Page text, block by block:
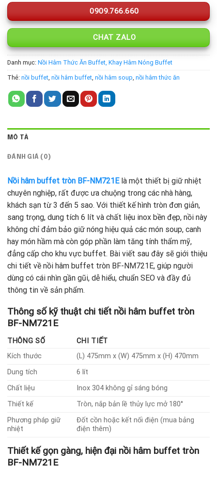
0909.766.660
CHAT ZALO
Danh mục: Nồi Hâm Thức Ăn Buffet, Khay Hâm Nóng Buffet
Thẻ: nồi buffet nồi hâm buffet nồi hâm soup nồi hâm thức ăn
MÔ TẢ
ĐÁNH GIÁ (0)
Nồi hâm buffet tròn BF-NM721Elà một thiết bị giữ nhiệt
chuyên nghiệp, rất được ưa chuộng trong các nhà hàng,
khách sạn từ 3 đến 5 sao. Với thiết kế hình tròn đơn giản,
sang trọng, dung tích 6 lít và chất liệu inox bền đẹp, nồi này
không chỉ đảm bảo giữ nóng hiệu quả các món soup, canh
hay món hầm mà còn góp phần làm tăng tính thẩm mỹ,
đẳng cấp cho khu vực buffet. Bài viết sau đây sẽ giới thiệu
chi tiết về nồi hâm buffet tròn BF-NM721E, giúp người
dùng có cái nhìn gần gũi, dễ hiểu, chuẩn SEO và đầy đủ
thông tin về sản phẩm.
Thông số kỹ thuật chi tiết nồi hâm buffet tròn
BF-NM721E
THÔNG SỐ
CHI TIẾT
Kích thước
(L) 475mm x (W) 475mm x (H) 470mm
Dung tích
6 lít
Chất liệu
Inox 304 không gỉ sáng bóng
Thiết kế
Tròn, nắp bản lề thủy lực mở 180°
Phương pháp giữ
nhiệt
Đốt cồn hoặc kết nối điện (mua bảng
điện thêm)
Thiết kế gọn gàng, hiện đại nồi hâm buffet tròn
BF-NM721E